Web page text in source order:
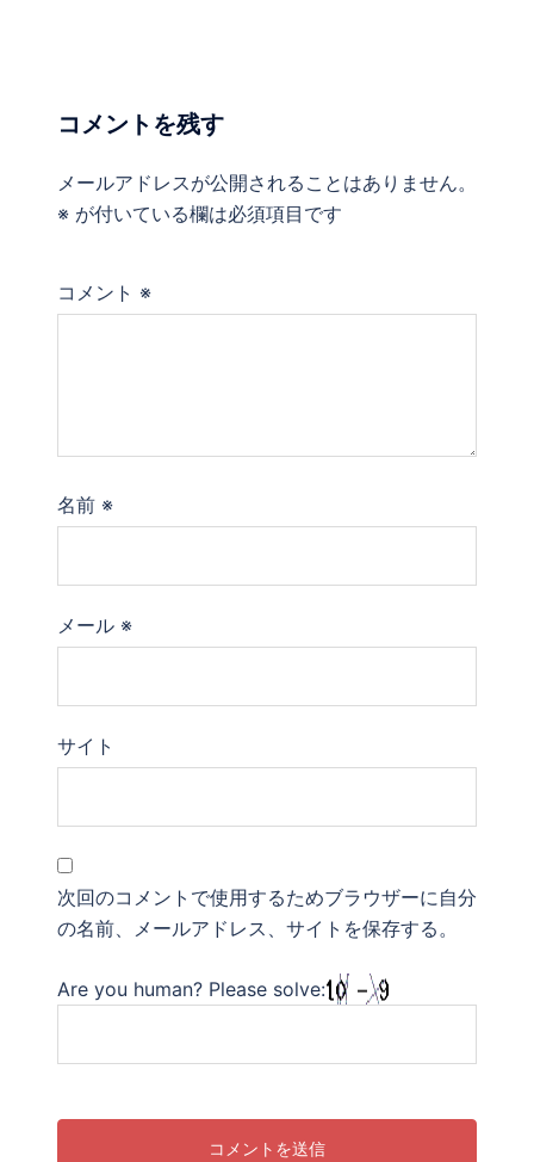
シ
ン
コメントを残す
メールアドレスが公開されることはありません。
※ が付いている欄は必須項目です
コメント ※
名前 ※
メール ※
サイト
次回のコメントで使用するためブラウザーに自分
の名前、メールアドレス、サイトを保存する。
Are you human? Please solve: